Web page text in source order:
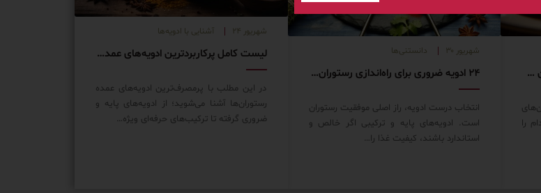
انواع سس استیک گوشت در رستوران های دنیا
را
شهریور ۳۰ دانستنی‌ها
۲۴ ادویه ضروری برای راه‌اندازی رستوران یا فست‌فود حرفه‌ای
انتخاب درست ادویه، راز اصلی موفقیت رستوران
است. ادویه‌های پایه و ترکیبی اگر خالص و
استاندارد باشند، کیفیت غذا را…
شهریور ۲۴ آشنایی با ادویه‌ها
لیست کامل پرکاربردترین ادویه‌های عمده در رستوران‌ها
در این مطلب با پرمصرف‌ترین ادویه‌های عمده
رستوران‌ها آشنا می‌شوید؛ از ادویه‌های پایه و
ضروری گرفته تا ترکیب‌های حرفه‌ای ویژه…